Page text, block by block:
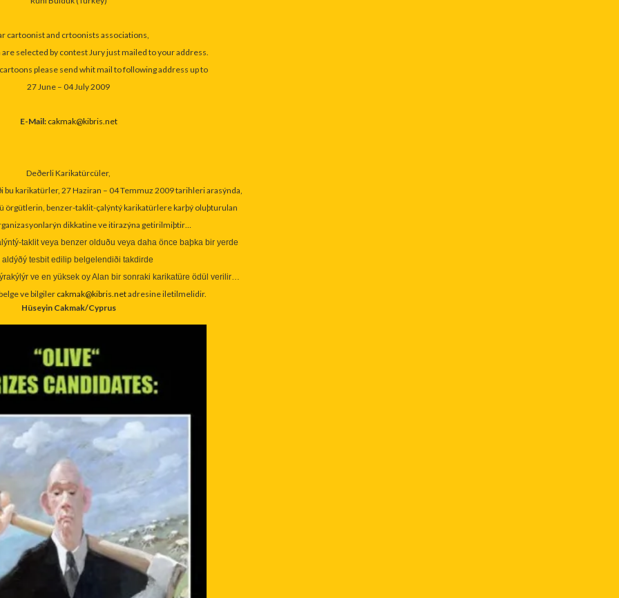
cartoonist and crtoonists associations,
selected by contest Jury just mailed to your address.
please send whit mail to following address up to
27 June – 04 July 2009
E-Mail: cakmak@kibris.net
Deðerli Karikatürcüler,
karikatürler, 27 Haziran – 04 Temmuz 2009 tarihleri arasýnda,
örgütlerin, benzer-taklit-çalýntý karikatürlere karþý oluþturulan
dikkatine ve itirazýna getirilmiþtir…
taklit veya benzer olduðu veya daha önce baþka bir yerde
aldýðý tesbit edilip belgelendiði takdirde
ve en yüksek oy Alan bir sonraki karikatüre ödül verilir…
ve bilgilercakmak@kibris.netadresine iletilmelidir.
Hüseyin Cakmak/Cyprus